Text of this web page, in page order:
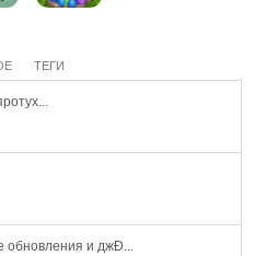
ТЕГИ
и джÐ...